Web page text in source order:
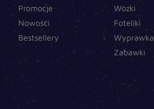
Promocje
Nowości
Bestsellery
Wózki
Foteliki
Wyprawka
Zabawki